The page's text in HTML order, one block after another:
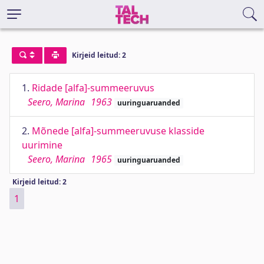
Kirjeid leitud: 2
1. Ridade [alfa]-summeeruvus
Seero, Marina 1963 uuringuaruanded
2. Mõnede [alfa]-summeeruvuse klasside
uurimine
Seero, Marina 1965 uuringuaruanded
Kirjeid leitud: 2
1